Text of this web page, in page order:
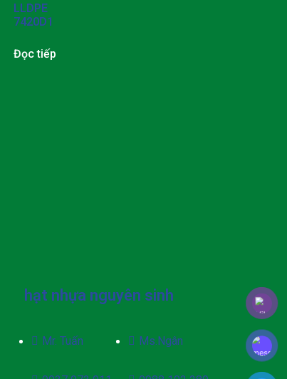
LLDPE
7420D1
Đọc tiếp
hạt nhựa nguyên sinh
Mr. Tuấn Ms.Ngân